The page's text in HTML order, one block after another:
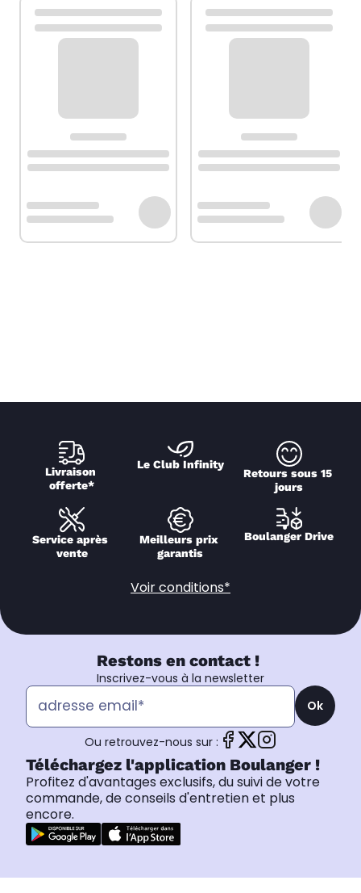
Livraison
offerte*
Le Club Infinity
Retours sous 15
jours
Service après
vente
Meilleurs prix
garantis
Boulanger Drive
Voir conditions*
Restons en contact !
Inscrivez-vous à la newsletter
Ok
Ou retrouvez-nous sur :
Téléchargez l'application Boulanger !
Profitez d'avantages exclusifs, du suivi de votre
commande, de conseils d'entretien et plus
encore.